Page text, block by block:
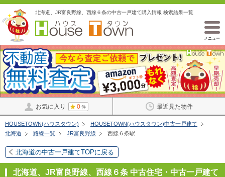
北海道、JR富良野線、西線６条の中古一戸建て購入情報 検索結果一覧
メニュー
お気に入り 0 件 最近見た物件
HOUSETOWN(ハウスタウン)
HOUSETOWN(ハウスタウン)中古一戸建て
北海道
路線一覧 JR富良野線 西線６条駅
北海道の中古一戸建てTOPに戻る
北海道、JR富良野線、西線６条 中古住宅・中古一戸建て